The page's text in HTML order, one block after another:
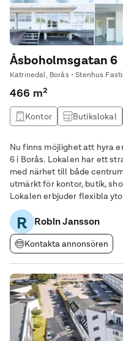
Åsboholmsgatan 6
Katrinedal, Borås • Stenhus
466 m²
Kontor Butikslokal
Nu finns möjlighet att hyra
6 i Borås. Lokalen har ett
med närhet till både
utmärkt för kontor, butik,
Lokalen erbjuder flexibla
hyresgästens behov. Goda
anslutning till fastigheten.
R Robin Jansson
Kontakta annonsören